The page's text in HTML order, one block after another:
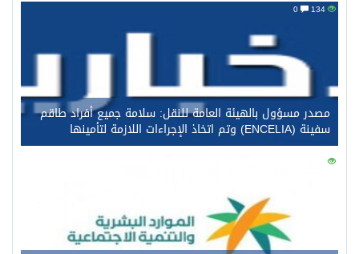
مصدر مسؤول بالهيئة العامة للنقل: سلامة جميع أفراد طاقم
سفينة (ENCELIA) وتم اتخاذ الإجراءات اللازمة لتأمينها
117